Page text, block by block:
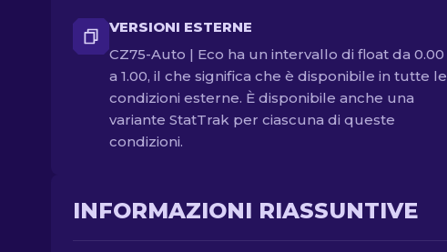
VERSIONI ESTERNE
CZ75-Auto | Eco ha un intervallo di float da 0.00
a 1.00, il che significa che è disponibile in tutte le
condizioni esterne. È disponibile anche una
variante StatTrak per ciascuna di queste
condizioni.
INFORMAZIONI RIASSUNTIVE